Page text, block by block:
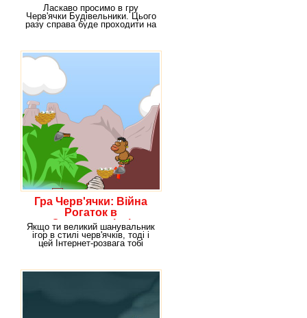
Ласкаво просимо в гру
Черв'ячки Будівельники. Цього
разу справа буде проходити на
Гра Черв'ячки: Війна
Рогаток в
Середньовіччі
Якщо ти великий шанувальник
ігор в стилі черв'ячків, тоді і
цей Інтернет-розвага тобі